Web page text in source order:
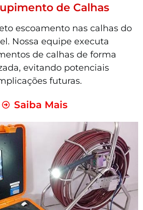
de Calhas
escoamento nas calhas do
Nossa equipe executa
de calhas de forma
evitando potenciais
futuras.
Saiba Mais